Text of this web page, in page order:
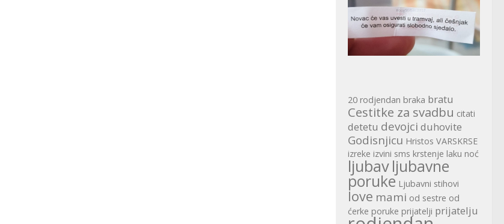
20 rodjendan braka bratu
Cestitke za svadbu citati
detetu devojci duhovite
Godisnjicu Hristos VARSKRSE
izreke izvini sms krstenje laku noć
ljubavljubavne
poruke Ljubavni stihovi
love mami od sestre od
ćerke poruke prijatelji prijatelju